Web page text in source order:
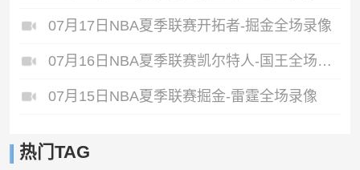
07月17日NBA夏季联赛开拓者-掘金全场录像
07月16日NBA夏季联赛凯尔特人-国王全场录像
07月15日NBA夏季联赛掘金-雷霆全场录像
热门TAG